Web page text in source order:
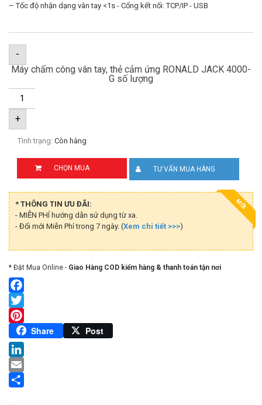
– Tốc độ nhận dạng vân tay <1s - Cổng kết nối: TCP/IP - USB
-
Máy chấm công vân tay, thẻ cảm ứng RONALD JACK 4000-
G số lượng
+
Tình trạng: Còn hàng
CHỌN MUA TƯ VẤN MUA HÀNG
MỚI
* THÔNG TIN ƯU ĐÃI:
- MIỄN PHÍ hướng dẫn sử dụng từ xa.
- Đổi mới Miễn Phí trong 7 ngày. (Xem chi tiết >>>)
* Đặt Mua Online - Giao Hàng COD kiểm hàng & thanh toán tận nơi
Facebook
Twitter
Pinterest
Share Post
LinkedIn
Email